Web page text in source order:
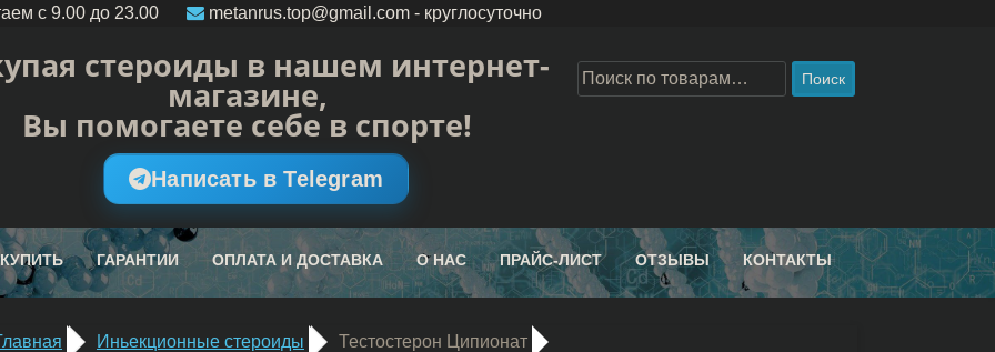
c 9.00 до 23.00 metanrus.top@gmail.com- круглосуточно
стероиды в нашем интернет-
магазине,
Вы помогаете себе в спорте!
Написать в Telegram
Поиск
ГАРАНТИИ ОПЛАТА И ДОСТАВКА О НАС ПРАЙС-ЛИСТ ОТЗЫВЫ КОНТАКТЫ
Иньекционные стероиды Тестостерон Ципионат